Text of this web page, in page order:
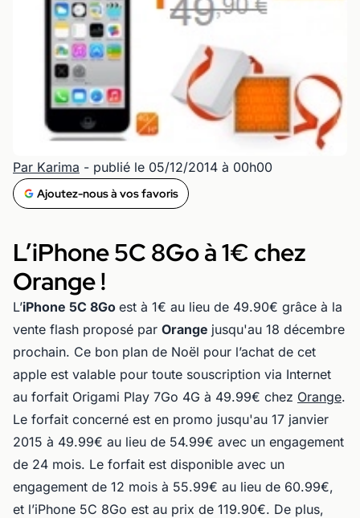
Par Karima - publié le 05/12/2014 à 00h00
Ajoutez-nous à vos favoris
L’iPhone 5C 8Go à 1€ chez
Orange !
L’iPhone 5C 8Go est à 1€ au lieu de 49.90€ grâce à la
vente flash proposé par Orange jusqu'au 18 décembre
prochain. Ce bon plan de Noël pour l’achat de cet
apple est valable pour toute souscription via Internet
au forfait Origami Play 7Go 4G à 49.99€ chez Orange.
Le forfait concerné est en promo jusqu'au 17 janvier
2015 à 49.99€ au lieu de 54.99€ avec un engagement
de 24 mois. Le forfait est disponible avec un
engagement de 12 mois à 55.99€ au lieu de 60.99€,
et l’iPhone 5C 8Go est au prix de 119.90€. De plus,